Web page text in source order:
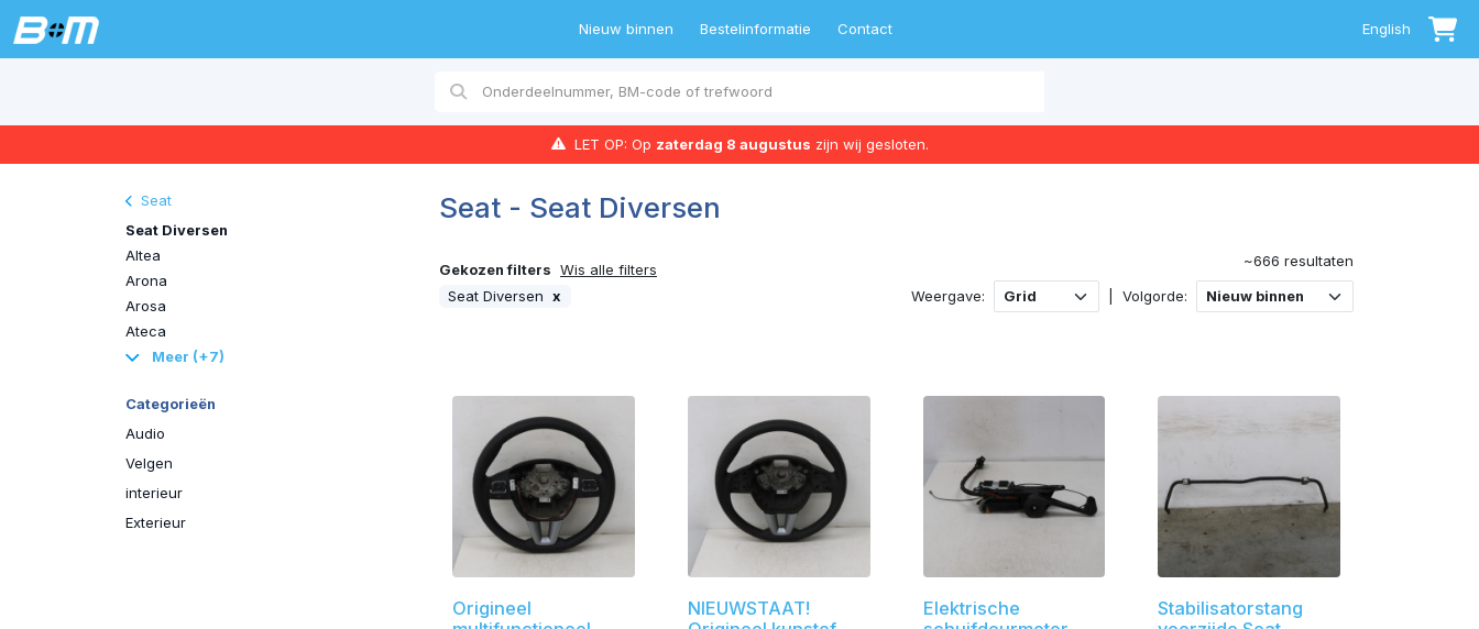
Nieuw binnen Bestelinformatie Contact English 0
LET OP: Op zaterdag 8 augustus zijn wij gesloten.
Seat
Seat Diversen
Altea
Arona
Arosa
Ateca
Meer (+7)
Categorieën
Audio
Velgen
interieur
Exterieur
Seat - Seat Diversen
Gekozen filters Wis alle filters
Seat Diversen x
~666 resultaten
Weergave:
Volgorde:
Origineel
NIEUWSTAAT!
Elektrische
Stabilisatorstang